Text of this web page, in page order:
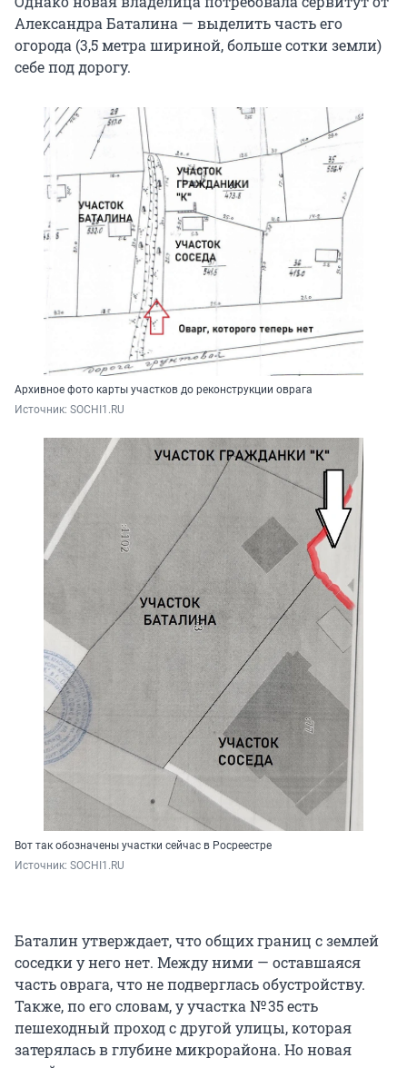
Александра Баталина — выделить часть его
огорода (3,5 метра шириной, больше сотки земли)
себе под дорогу.
Архивное фото карты участков до реконструкции оврага
Источник: SOCHI1.RU
Вот так обозначены участки сейчас в Росреестре
Источник: SOCHI1.RU
Баталин утверждает, что общих границ с землей
соседки у него нет. Между ними — оставшаяся
часть оврага, что не подверглась обустройству.
Также, по его словам, у участка № 35 есть
пешеходный проход с другой улицы, которая
затерялась в глубине микрорайона. Но новая